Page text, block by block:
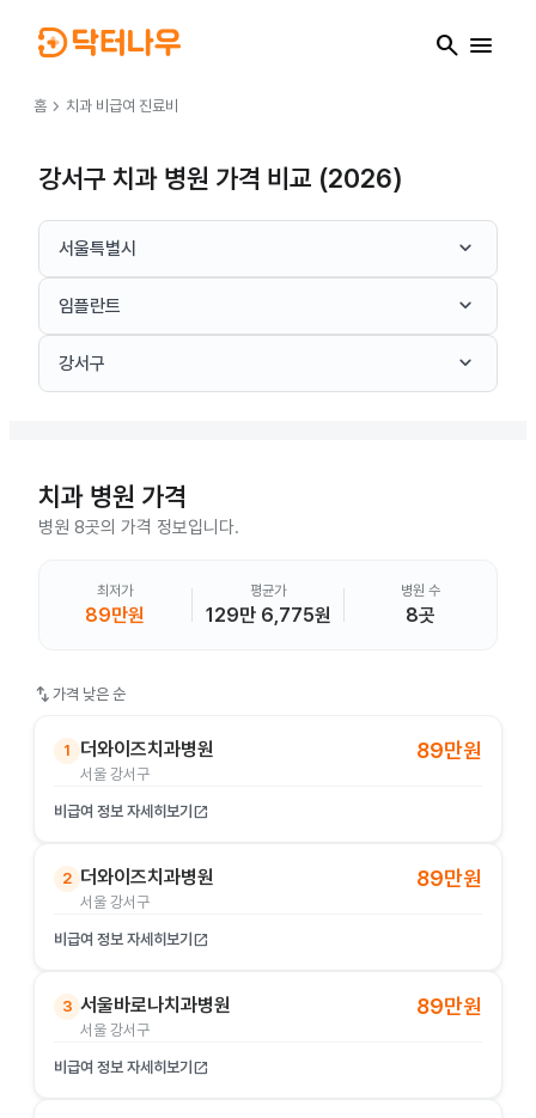
search menu
홈 chevron_right 치과 비급여 진료비
강서구 치과 병원 가격 비교 (2026)
서울특별시 keyboard_arrow_down
임플란트 keyboard_arrow_down
강서구 keyboard_arrow_down
치과 병원 가격
병원 8곳의 가격 정보입니다.
최저가
89만원
평균가
129만 6,775원
병원 수
8곳
swap_vert 가격 낮은 순
1 더와이즈치과병원
서울 강서구
89만원
비급여 정보 자세히보기 open_in_new
2 더와이즈치과병원
서울 강서구
89만원
비급여 정보 자세히보기 open_in_new
3 서울바로나치과병원
서울 강서구
89만원
비급여 정보 자세히보기 open_in_new